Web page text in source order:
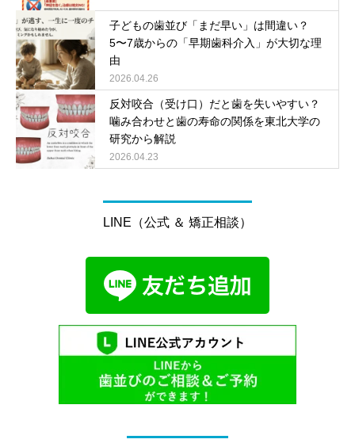
子どもの歯並び「まだ早い」は間違い？
5〜7歳からの「早期歯科介入」が大切な理
由
2026.04.26
反対咬合（受け口）だと歯を失いやすい？
噛み合わせと歯の寿命の関係を東北大学の
研究から解説
2026.04.23
LINE（公式 ＆ 矯正相談）